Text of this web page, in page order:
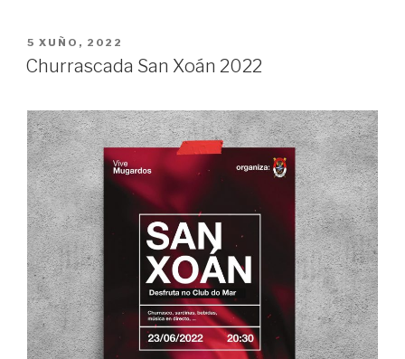
POSTED
ON
5 XUÑO, 2022
Churrascada San Xoán 2022